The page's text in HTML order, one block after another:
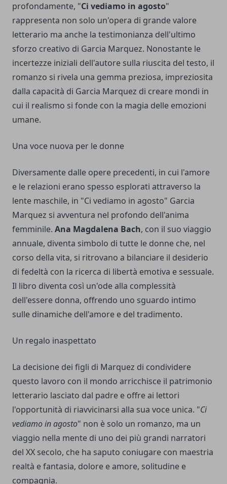
profondamente, "Ci vediamo in agosto"
rappresenta non solo un'opera di grande valore
letterario ma anche la testimonianza dell'ultimo
sforzo creativo di Garcia Marquez. Nonostante le
incertezze iniziali dell'autore sulla riuscita del testo, il
romanzo si rivela una gemma preziosa, impreziosita
dalla capacità di Garcia Marquez di creare mondi in
cui il realismo si fonde con la magia delle emozioni
umane.
Una voce nuova per le donne
Diversamente dalle opere precedenti, in cui l'amore
e le relazioni erano spesso esplorati attraverso la
lente maschile, in "Ci vediamo in agosto" Garcia
Marquez si avventura nel profondo dell'anima
femminile. Ana Magdalena Bach, con il suo viaggio
annuale, diventa simbolo di tutte le donne che, nel
corso della vita, si ritrovano a bilanciare il desiderio
di fedeltà con la ricerca di libertà emotiva e sessuale.
Il libro diventa così un'ode alla complessità
dell'essere donna, offrendo uno sguardo intimo
sulle dinamiche dell'amore e del tradimento.
Un regalo inaspettato
La decisione dei figli di Marquez di condividere
questo lavoro con il mondo arricchisce il patrimonio
letterario lasciato dal padre e offre ai lettori
l'opportunità di riavvicinarsi alla sua voce unica. "Ci
vediamo in agosto" non è solo un romanzo, ma un
viaggio nella mente di uno dei più grandi narratori
del XX secolo, che ha saputo coniugare con maestria
realtà e fantasia, dolore e amore, solitudine e
compagnia.